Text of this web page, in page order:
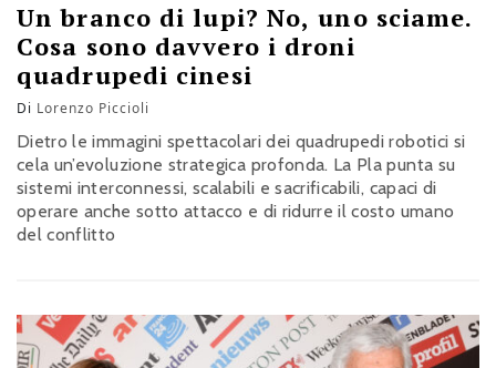
Un branco di lupi? No, uno sciame.
Cosa sono davvero i droni
quadrupedi cinesi
Di Lorenzo Piccioli
Dietro le immagini spettacolari dei quadrupedi robotici si
cela un’evoluzione strategica profonda. La Pla punta su
sistemi interconnessi, scalabili e sacrificabili, capaci di
operare anche sotto attacco e di ridurre il costo umano
del conflitto